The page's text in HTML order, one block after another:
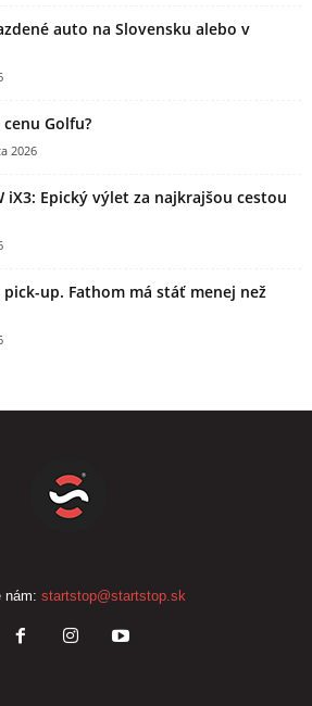
auto na Slovensku alebo v
cenu Golfu?
2026
iX3: Epický výlet za najkrajšou cestou
up. Fathom má stáť menej než
nám: startstop@startstop.sk